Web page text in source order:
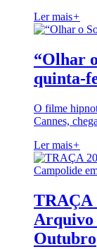
Ler mais+
“Olhar
quinta-
O filme
Cannes,
Ler mais+
TRAÇA
Arquivo
Outubro